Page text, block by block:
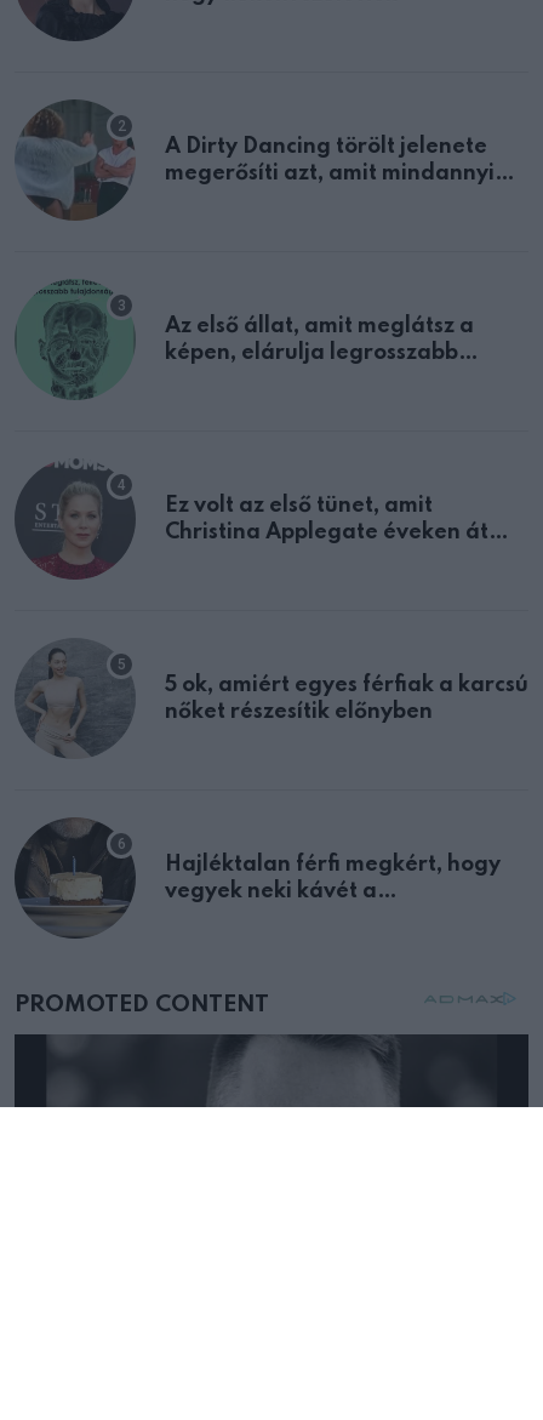
A Dirty Dancing törölt jelenete
megerősíti azt, amit mindannyian
Az első állat, amit meglátsz a
képen, elárulja legrosszabb
Ez volt az első tünet, amit
Christina Applegate éveken át
5 ok, amiért egyes férfiak a karcsú
nőket részesítik előnyben
Hajléktalan férfi megkért, hogy
vegyek neki kávét a